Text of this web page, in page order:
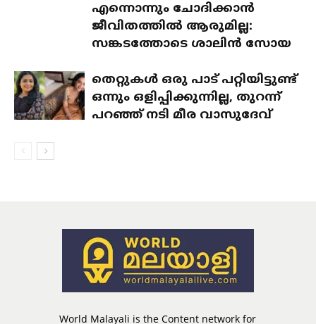
എന്നൊന്നും ചോദിക്കാൻ
ജീവിതത്തിൽ ആരുമില്ല:
സങ്കടത്തോടെ ശാലിൻ സോയ
തെറ്റുകൾ ഒരു പാട് പറ്റിയിട്ടുണ്ട്
ഒന്നും ഒളിപ്പിക്കുന്നില്ല, തുറന്ന്
പറഞ്ഞ് നടി മീര വാസുദേവ്
World Malayali is the Content network for